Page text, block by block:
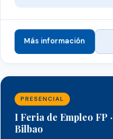
Más información
PRESENCIAL
I Feria de Empleo FP ·
Bilbao